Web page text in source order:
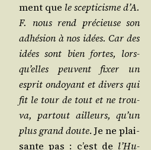
ment que le scep­ti­cisme d’A.
F. nous rend pré­cieuse son
adhé­sion à nos idées. Car des
idées sont bien fortes, lors­
qu’elles peuvent fixer un
esprit ondoyant et divers qui
fit le tour de tout et ne trou­
va, par­tout ailleurs, qu’un
plus grand doute. Je ne plai­
sante pas : c’est de l’Hu­